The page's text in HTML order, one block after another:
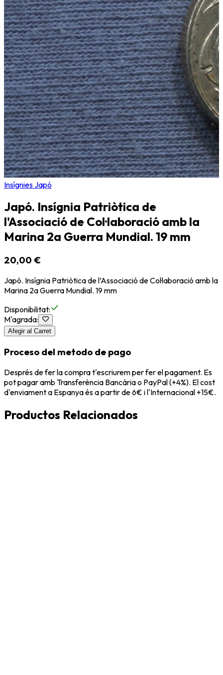
Insígnies Japó
Japó. Insígnia Patriòtica de
l'Associació de Col·laboració amb la
Marina 2a Guerra Mundial. 19 mm
20,00 €
Japó. Insígnia Patriòtica de l’Associació de Col·laboració amb la
Marina 2a Guerra Mundial. 19 mm
Disponibilitat:
M'agrada:
Afegir al Carret
Proceso del metodo de pago
Després de fer la compra t'escriurem per fer el pagament. Es
pot pagar amb Transferència Bancària o PayPal (+4%). El cost
d'enviament a Espanya és a partir de 6€ i l'Internacional +15€.
Productos Relacionados